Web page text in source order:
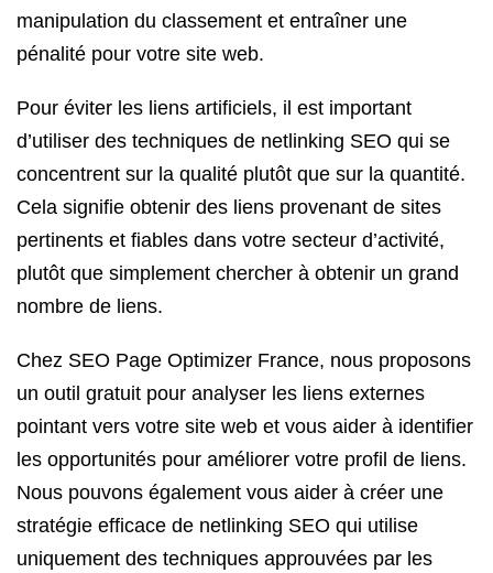
manipulation du classement et entraîner une
pénalité pour votre site web.
Pour éviter les liens artificiels, il est important
d’utiliser des techniques de netlinking SEO qui se
concentrent sur la qualité plutôt que sur la quantité.
Cela signifie obtenir des liens provenant de sites
pertinents et fiables dans votre secteur d’activité,
plutôt que simplement chercher à obtenir un grand
nombre de liens.
Chez SEO Page Optimizer France, nous proposons
un outil gratuit pour analyser les liens externes
pointant vers votre site web et vous aider à identifier
les opportunités pour améliorer votre profil de liens.
Nous pouvons également vous aider à créer une
stratégie efficace de netlinking SEO qui utilise
uniquement des techniques approuvées par les